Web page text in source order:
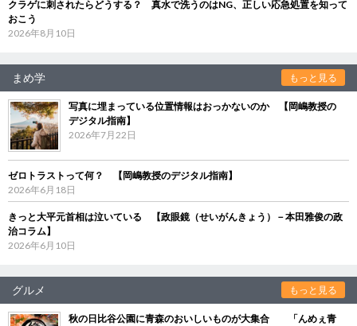
クラゲに刺されたらどうする？ 真水で洗うのはNG、正しい応急処置を知って
おこう
2026年8月10日
まめ学 もっと見る
写真に埋まっている位置情報はおっかないのか 【岡嶋教授の
デジタル指南】
2026年7月22日
ゼロトラストって何？ 【岡嶋教授のデジタル指南】
2026年6月18日
きっと大平元首相は泣いている 【政眼鏡（せいがんきょう）－本田雅俊の政
治コラム】
2026年6月10日
グルメ もっと見る
秋の日比谷公園に青森のおいしいものが大集合 「んめぇ青